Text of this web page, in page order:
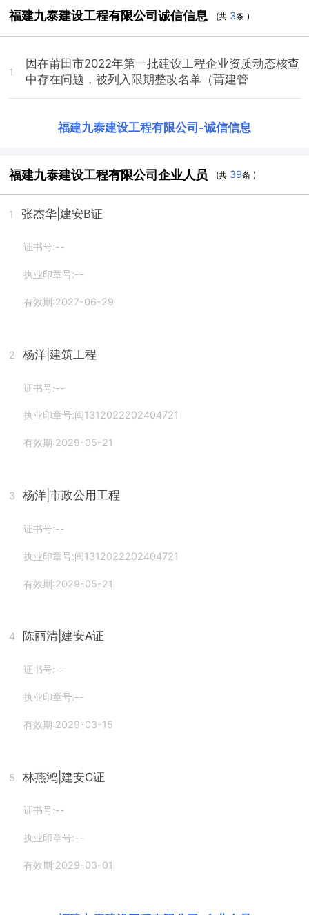
福建九泰建设工程有限公司诚信信息 (共 3条 )
1
因在莆田市2022年第一批建设工程企业资质动态核查
中存在问题，被列入限期整改名单（莆建管
福建九泰建设工程有限公司 -诚信信息
福建九泰建设工程有限公司企业人员 (共 39条 )
1 张杰华 |建安B证
证书号:--
执业印章号:--
有效期:2027-06-29
2 杨洋 |建筑工程
证书号:--
执业印章号:闽1312022202404721
有效期:2029-05-21
3 杨洋 |市政公用工程
证书号:--
执业印章号:闽1312022202404721
有效期:2029-05-21
4 陈丽清 |建安A证
证书号:--
执业印章号:--
有效期:2029-03-15
5 林燕鸿 |建安C证
证书号:--
执业印章号:--
有效期:2029-03-01